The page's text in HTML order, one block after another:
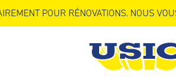
POUR RÉNOVATIONS. NOUS